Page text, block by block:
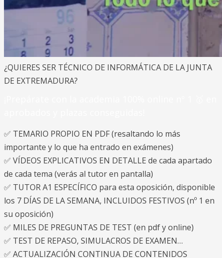
¿QUIERES SER TÉCNICO DE INFORMÁTICA DE LA JUNTA
DE EXTREMADURA?
✅ TEMARIO PROPIO EN PDF (resaltando lo más
importante y lo que ha entrado en exámenes)
✅ VÍDEOS EXPLICATIVOS EN DETALLE de cada apartado
de cada tema (verás al tutor en pantalla)
✅ TUTOR A1 ESPECÍFICO para esta oposición, disponible
los 7 DÍAS DE LA SEMANA, INCLUIDOS FESTIVOS (nº 1 en
su oposición)
✅ MILES DE PREGUNTAS DE TEST (en pdf y online)
✅ TEST DE REPASO, SIMULACROS DE EXAMEN…
✅ ACTUALIZACIÓN CONTINUA DE CONTENIDOS